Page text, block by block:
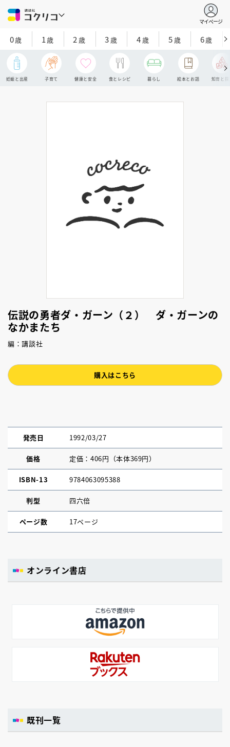
マイページ
0歳 1歳 2 歳 3歳 4歳 5歳 6歳
妊娠と出産 子育て 健康と安全 食とレシピ 暮らし 絵本とお話 知育と探
伝説の勇者ダ・ガーン（２） ダ・ガーンの
なかまたち
編：講談社
購入はこちら
発売日 1992/03/27
価格 定価：406円（本体369円）
ISBN-13 9784063095388
判型 四六倍
ページ数 17ページ
オンライン書店
既刊一覧